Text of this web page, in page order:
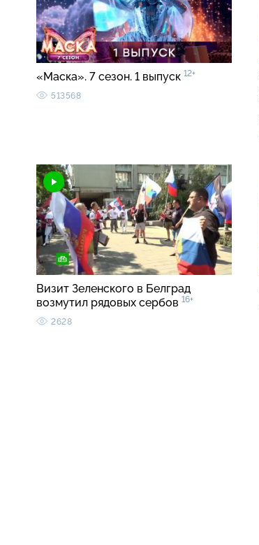
«Маска». 7 сезон. 1 выпуск 12+
513568
Визит Зеленского в Белград
возмутил рядовых сербов 16+
2628